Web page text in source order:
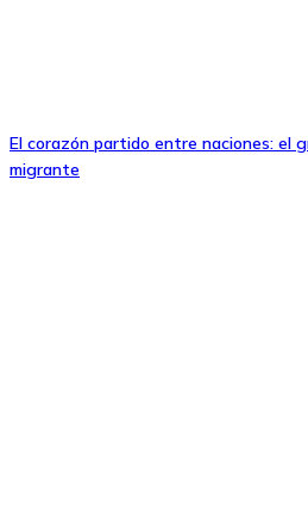
El corazón partido entre naciones: el
migrante